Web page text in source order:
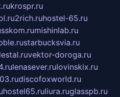
krospr.ru
2rich.ruhostel-65.ru
mishinlab.ru
starbucksvia.ru
vektor-doroga.ru
lenasever.rulovinskix.ru
discofoxworld.ru
hostel65.ruliura.ruglasspb.ru